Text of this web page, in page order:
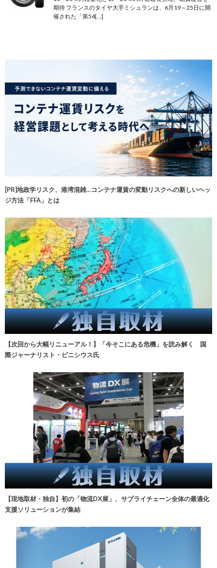
期待 フランスのタイヤ大手ミシュランは、6月19～25日に開
催された「第54[…]
[PR]地政学リスク、港湾混雑…コンテナ運賃の変動リスクへの新しいヘッ
ジ方法「FFA」とは
【次回から大幅リニューアル！】「今そこにある危機」を読み解く 国
際ジャーナリスト・ビニシウス氏
【現地取材・独自】初の「物流DX展」、サプライチェーン全体の最適化
支援ソリューションが集結